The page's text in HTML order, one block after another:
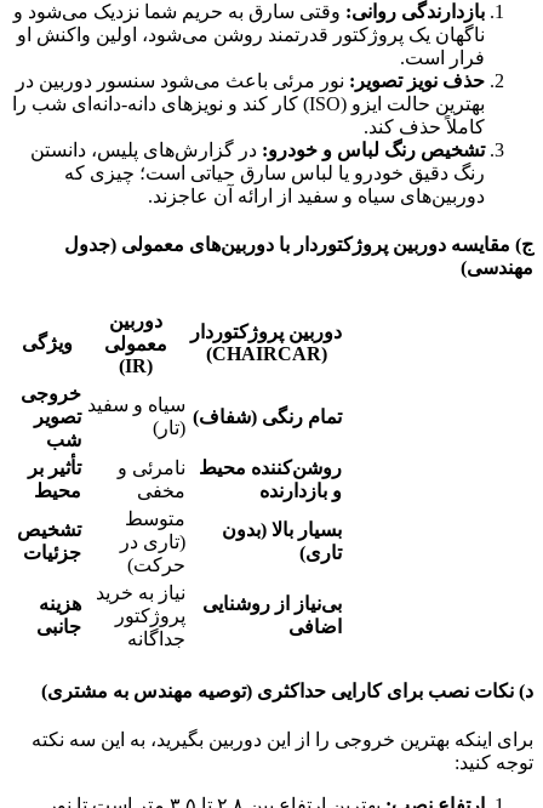
بازدارندگی روانی: وقتی سارق به حریم شما نزدیک می‌شود و
ناگهان یک پروژکتور قدرتمند روشن می‌شود، اولین واکنش او
فرار است.
حذف نویز تصویر: نور مرئی باعث می‌شود سنسور دوربین در
بهترین حالت ایزو (ISO) کار کند و نویزهای دانه-دانه‌ای شب را
کاملاً حذف کند.
تشخیص رنگ لباس و خودرو: در گزارش‌های پلیس، دانستن
رنگ دقیق خودرو یا لباس سارق حیاتی است؛ چیزی که
دوربین‌های سیاه و سفید از ارائه آن عاجزند.
ج) مقایسه دوربین پروژکتوردار با دوربین‌های معمولی (جدول
مهندسی)
ویژگی
دوربین
معمولی
(IR)
دوربین پروژکتوردار
(CHAIRCAR)
خروجی
تصویر
شب
سیاه و سفید
(تار)
تمام رنگی (شفاف)
تأثیر بر
محیط
نامرئی و
مخفی
روشن‌کننده محیط
و بازدارنده
تشخیص
جزئیات
متوسط
(تاری در
حرکت)
بسیار بالا (بدون
تاری)
هزینه
جانبی
نیاز به خرید
پروژکتور
جداگانه
بی‌نیاز از روشنایی
اضافی
د) نکات نصب برای کارایی حداکثری (توصیه مهندس به مشتری)
برای اینکه بهترین خروجی را از این دوربین بگیرید، به این سه نکته
توجه کنید: